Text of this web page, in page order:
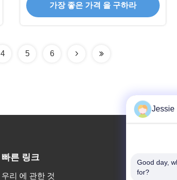
가장 좋은 가격 을 구하라
4 5 6
빠른 링크
우리 에 관한 것
우리 주소
회사 주소
Jessie
Good day,
for?